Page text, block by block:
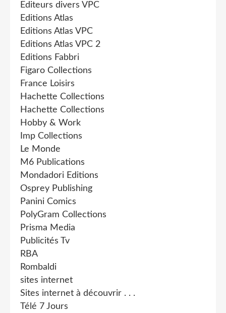
Editeurs divers VPC
Editions Atlas
Editions Atlas VPC
Editions Atlas VPC 2
Editions Fabbri
Figaro Collections
France Loisirs
Hachette Collections
Hachette Collections
Hobby & Work
Imp Collections
Le Monde
M6 Publications
Mondadori Editions
Osprey Publishing
Panini Comics
PolyGram Collections
Prisma Media
Publicités Tv
RBA
Rombaldi
sites internet
Sites internet à découvrir . . .
Télé 7 Jours